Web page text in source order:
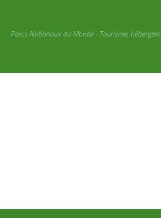
Parcs Nationaux du Monde : Tourisme,